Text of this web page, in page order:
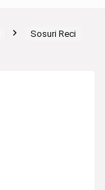
Sosuri Reci